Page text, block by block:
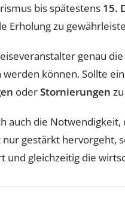
bis spätestens 15.
Erholung zu
genau
können. Sollte
oderStornierungen
auch die
nur gestärkt hervorgeht,
und gleichzeitig die